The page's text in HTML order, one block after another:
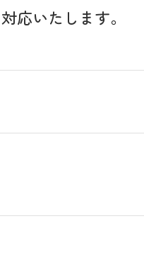
対応いたします。